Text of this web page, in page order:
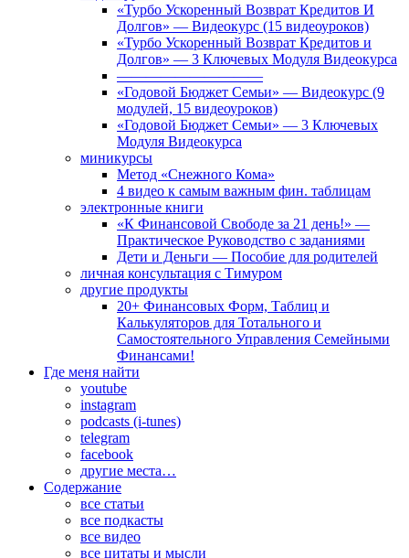
«Турбо Ускоренный Возврат Кредитов И
Долгов» — Видеокурс (15 видеоуроков)
«Турбо Ускоренный Возврат Кредитов и
Долгов» — 3 Ключевых Модуля Видеокурса
——————————
«Годовой Бюджет Семьи» — Видеокурс (9
модулей, 15 видеоуроков)
«Годовой Бюджет Семьи» — 3 Ключевых
Модуля Видеокурса
миникурсы
Метод «Снежного Кома»
4 видео к самым важным фин. таблицам
электронные книги
«К Финансовой Свободе за 21 день!» —
Практическое Руководство с заданиями
Дети и Деньги — Пособие для родителей
личная консультация с Тимуром
другие продукты
20+ Финансовых Форм, Таблиц и
Калькуляторов для Тотального и
Самостоятельного Управления Семейными
Финансами!
Где меня найти
youtube
instagram
podcasts (i-tunes)
telegram
facebook
другие места…
Содержание
все статьи
все подкасты
все видео
все цитаты и мысли